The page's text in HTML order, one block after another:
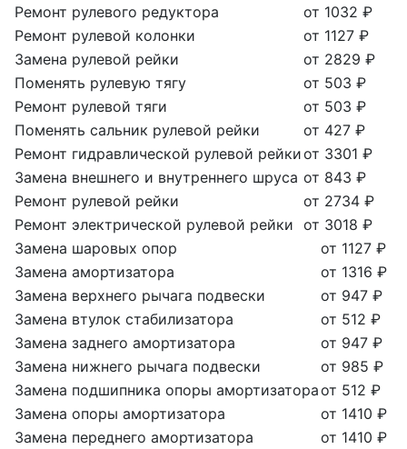
Ремонт рулевого редуктора
от 1032 ₽
Ремонт рулевой колонки
от 1127 ₽
Замена рулевой рейки
от 2829 ₽
Поменять рулевую тягу
от 503 ₽
Ремонт рулевой тяги
от 503 ₽
Поменять сальник рулевой рейки
от 427 ₽
Ремонт гидравлической рулевой рейкиот 3301 ₽
Замена внешнего и внутреннего шруса от 843 ₽
Ремонт рулевой рейки
от 2734 ₽
Ремонт электрической рулевой рейки от 3018 ₽
Замена шаровых опор
от 1127 ₽
Замена амортизатора
от 1316 ₽
Замена верхнего рычага подвески
от 947 ₽
Замена втулок стабилизатора
от 512 ₽
Замена заднего амортизатора
от 947 ₽
Замена нижнего рычага подвески
от 985 ₽
Замена подшипника опоры амортизатораот 512 ₽
Замена опоры амортизатора
от 1410 ₽
Замена переднего амортизатора
от 1410 ₽